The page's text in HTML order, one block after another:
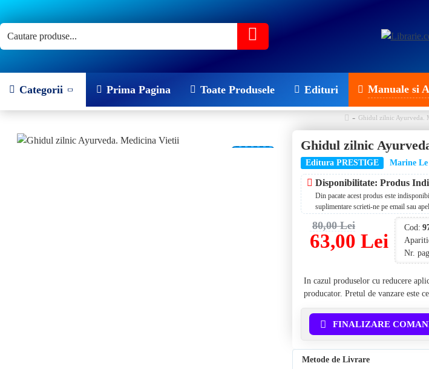
Categorii Prima Pagina Toate Produsele Edituri Manuale si
Ghidul zilnic Ayurveda.
Ghidul zilnic
Editura PRESTIGE Marine
Disponibilitate: Produs
Din pacate acest produs este
suplimentare scrieti-ne pe email sau
63,00 Lei
80,00 Lei Cod:
Nr.
FINALIZARE
In cazul produselor cu reducere
producator. Pretul de vanzare este
Metode de Livrare